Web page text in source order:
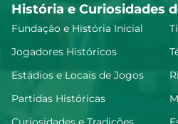
História e Curiosidades
Fundação e História Inicial
Jogadores Históricos
Estádios e Locais de Jogos
Partidas Históricas